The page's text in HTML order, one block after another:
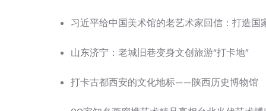
习近平给中国美术馆的老艺术家回信：打造国
山东济宁：老城旧巷变身文创旅游“打卡地”
打卡古都西安的文化地标——陕西历史博物馆